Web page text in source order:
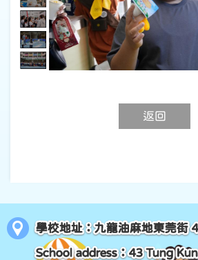
返回
學校地址：九龍油麻地東莞街
School address：43 Tung